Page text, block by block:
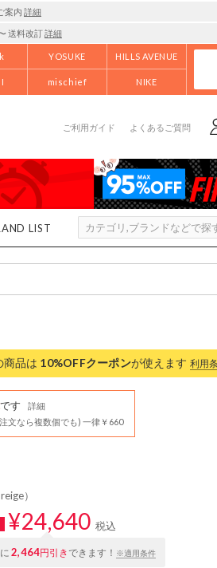
案内 詳細
送料改訂詳細
YOSUKE HILLS AVENUE
mischief NIKE
ご利用ガイド よくあるご質問
LIST
商品は 10%OFFクーポンが使えます 利用
です
詳細
文なら複数個でも) 一律￥660
）
¥24,640 税込
2,464円引きできます！ ※適用条件